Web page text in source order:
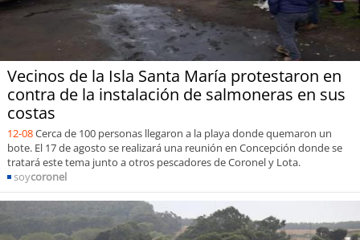
Vecinos de la Isla Santa María protestaron en
contra de la instalación de salmoneras en sus
costas
12-08Cerca de 100 personas llegaron a la playa donde quemaron un
bote. El 17 de agosto se realizará una reunión en Concepción donde se
tratará este tema junto a otros pescadores de Coronel y Lota.
soycoronel